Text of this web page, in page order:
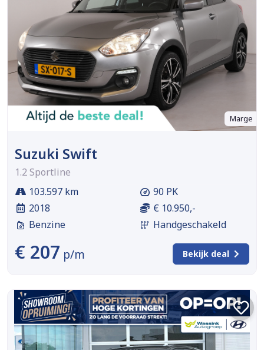
Marge
Suzuki Swift
1.2 Sportline
103.597 km
2018
Benzine
90 PK
€ 10.950,-
Handgeschakeld
€ 207 p/m Bekijk deal